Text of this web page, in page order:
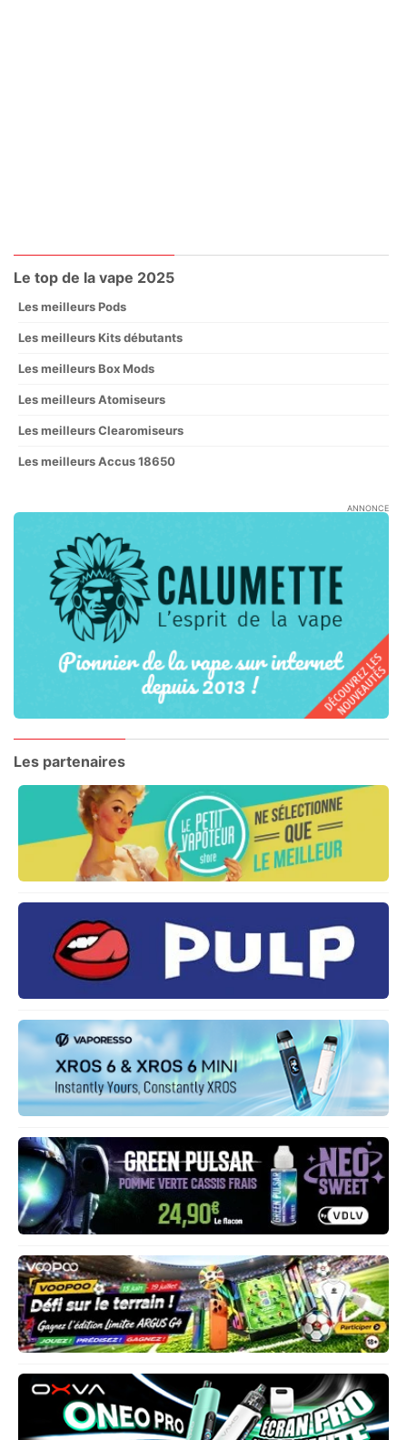
Le top de la vape 2025
Les meilleurs Pods
Les meilleurs Kits débutants
Les meilleurs Box Mods
Les meilleurs Atomiseurs
Les meilleurs Clearomiseurs
Les meilleurs Accus 18650
ANNONCE
Les partenaires